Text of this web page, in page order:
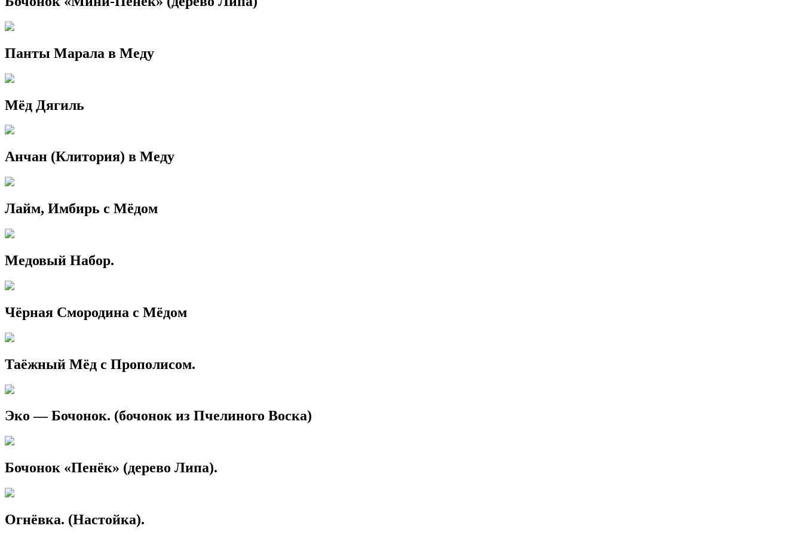
Панты Марала в Меду
Мёд Дягиль
Анчан (Клитория) в Меду
Лайм, Имбирь с Мёдом
Медовый Набор.
Чёрная Смородина с Мёдом
Таёжный Мёд с Прополисом.
Эко — Бочонок. (бочонок из Пчелиного Воска)
Бочонок «Пенёк» (дерево Липа).
Огнёвка. (Настойка).